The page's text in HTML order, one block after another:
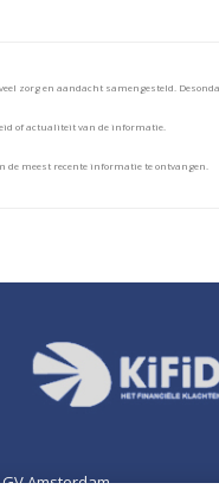
zorg en aandacht samengesteld.
of actualiteit van de informatie.
de meest recente informatie te ontvangen.
Amsterdam